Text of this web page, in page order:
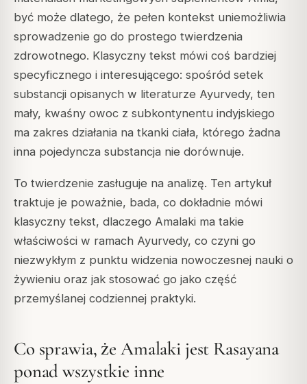
być może dlatego, że pełen kontekst uniemożliwia
sprowadzenie go do prostego twierdzenia
zdrowotnego. Klasyczny tekst mówi coś bardziej
specyficznego i interesującego: spośród setek
substancji opisanych w literaturze Ayurvedy, ten
mały, kwaśny owoc z subkontynentu indyjskiego
ma zakres działania na tkanki ciała, którego żadna
inna pojedyncza substancja nie dorównuje.
To twierdzenie zasługuje na analizę. Ten artykuł
traktuje je poważnie, bada, co dokładnie mówi
klasyczny tekst, dlaczego Amalaki ma takie
właściwości w ramach Ayurvedy, co czyni go
niezwykłym z punktu widzenia nowoczesnej nauki o
żywieniu oraz jak stosować go jako część
przemyślanej codziennej praktyki.
Co sprawia, że Amalaki jest Rasayana
ponad wszystkie inne